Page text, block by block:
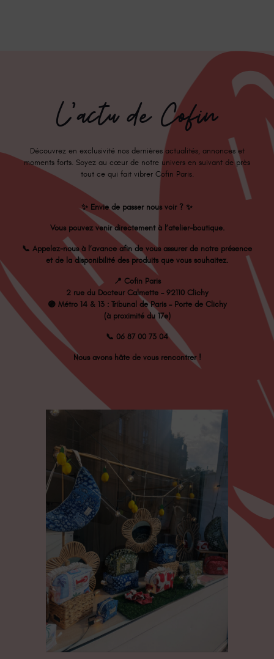
L'actu de Cofin
Découvrez en exclusivité nos dernières actualités, annonces et
moments forts. Soyez au cœur de notre univers en suivant de près
tout ce qui fait vibrer Cofin Paris.
✨ Envie de passer nous voir ? ✨
Vous pouvez venir directement à l’atelier-boutique.
📞 Appelez-nous à l’avance afin de vous assurer de notre présence
et de la disponibilité des produits que vous souhaitez.
📍 Cofin Paris
2 rue du Docteur Calmette – 92110 Clichy
🟣 Métro 14 & 13 : Tribunal de Paris – Porte de Clichy
(à proximité du 17e)
📞 06 87 00 73 04
Nous avons hâte de vous rencontrer !